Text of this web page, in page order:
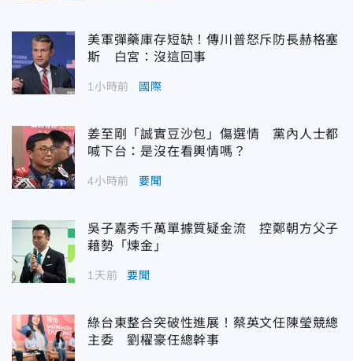
美軍彈藥庫存短缺！傳川普怒斥防長赫格塞
斯 白宮：沒這回事
1小時前 國際
姜至剛「誠實豆沙包」傷選情 黨內人士都
喊下台：是沒在看輿情嗎？
4小時前 要聞
吳子嘉秀千萬單據質疑金流 控鄭朝方父子
藉勢「煉金」
1天前 要聞
綠台東整合突破性進展！蔡英文任陳瑩競總
主委 劉櫂豪任總幹事